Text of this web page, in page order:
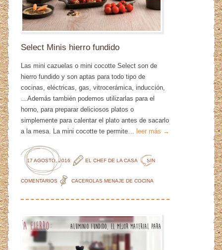
Select Minis hierro fundido
Las mini cazuelas o mini cocotte Select son de
hierro fundido y son aptas para todo tipo de
cocinas, eléctricas, gas, vitrocerámica, inducción,
…Además también podemos utilizarlas para el
horno, para preparar deliciosos platos o
simplemente para calentar el plato antes de sacarlo
a la mesa. La mini cocotte te permite…
leer más →
17 AGOSTO, 2016 EL CHEF DE LA CASA SIN
COMENTARIOS CACEROLAS MENAJE DE COCINA